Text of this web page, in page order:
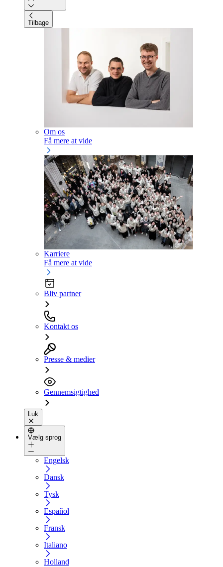
Tilbage
Om os
Få mere at vide
Karriere
Få mere at vide
Bliv partner
Kontakt os
Presse & medier
Gennemsigtighed
Luk
Vælg sprog
Engelsk
Dansk
Tysk
Español
Fransk
Italiano
Holland